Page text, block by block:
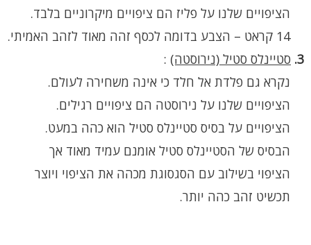
הציפויים שלנו על פליז הם ציפויים מיקרוניים בלבד.
14 קראט – הצבע בדומה לכסף זהה מאוד לזהב האמיתי.
3. סטיינלס סטיל (נירוסטה) :
נקרא גם פלדת אל חלד כי אינה משחירה לעולם.
הציפויים שלנו על נירוסטה הם ציפויים רגילים.
הציפויים על בסיס סטיינלס סטיל הוא כהה במעט.
הבסיס של הסטיינלס סטיל אומנם עמיד מאוד אך
הציפוי בשילוב עם הסגסוגת מכהה את הציפוי ויוצר
תכשיט זהב כהה יותר.